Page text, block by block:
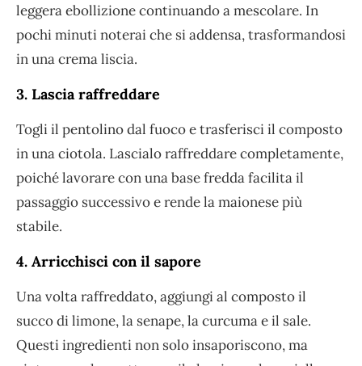
leggera ebollizione continuando a mescolare. In
pochi minuti noterai che si addensa, trasformandosi
in una crema liscia.
3. Lascia raffreddare
Togli il pentolino dal fuoco e trasferisci il composto
in una ciotola. Lascialo raffreddare completamente,
poiché lavorare con una base fredda facilita il
passaggio successivo e rende la maionese più
stabile.
4. Arricchisci con il sapore
Una volta raffreddato, aggiungi al composto il
succo di limone, la senape, la curcuma e il sale.
Questi ingredienti non solo insaporiscono, ma